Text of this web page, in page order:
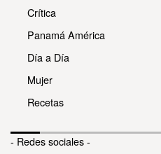
Crítica
Panamá América
Día a Día
Mujer
Recetas
- Redes sociales -